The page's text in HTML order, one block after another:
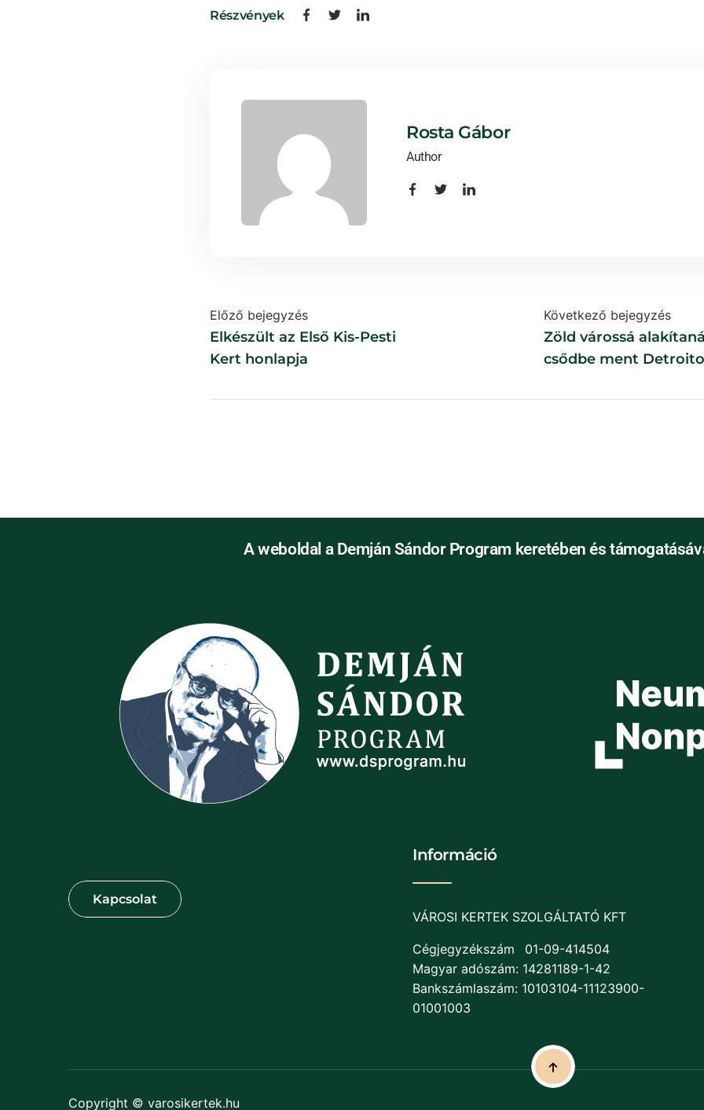
Részvények
Rosta Gábor
Author
Előző bejegyzés
Elkészült az Első Kis-Pesti
Kert honlapja
Következő bejegyzés
Zöld várossá
csődbe ment
A weboldal a Demján Sándor Program keretében és
Információ
VÁROSI KERTEK SZOLGÁLTATÓ KFT
Cégjegyzékszám
01-09-414504
Magyar adószám: 14281189-1-42
Bankszámlaszám: 10103104-11123900-
01001003
Copyright © varosikertek.hu